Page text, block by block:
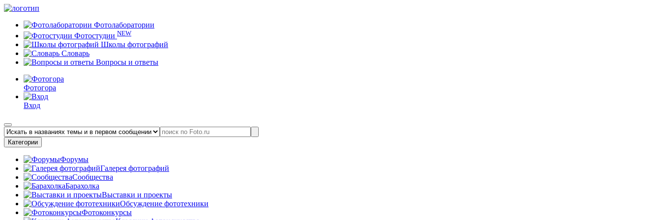
Фотолаборатории
Фотостудии NEW
Школы фотографий
Словарь
Вопросы и ответы
Фотогора
Вход
Категории
Форумы
Галерея фотографий
Сообщества
Барахолка
Выставки и проекты
Обсуждение фототехники
Фотоконкурсы